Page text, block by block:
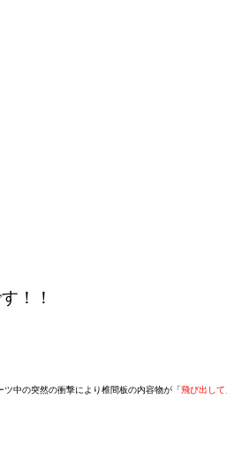
！！
中の突然の衝撃により椎間板の内容物が「飛び出して